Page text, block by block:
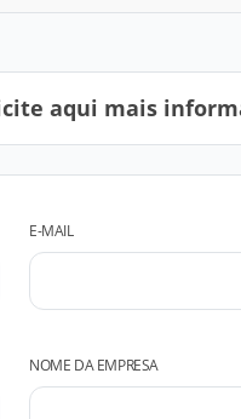
aqui mais
E-MAIL
NOME DA EMPRESA